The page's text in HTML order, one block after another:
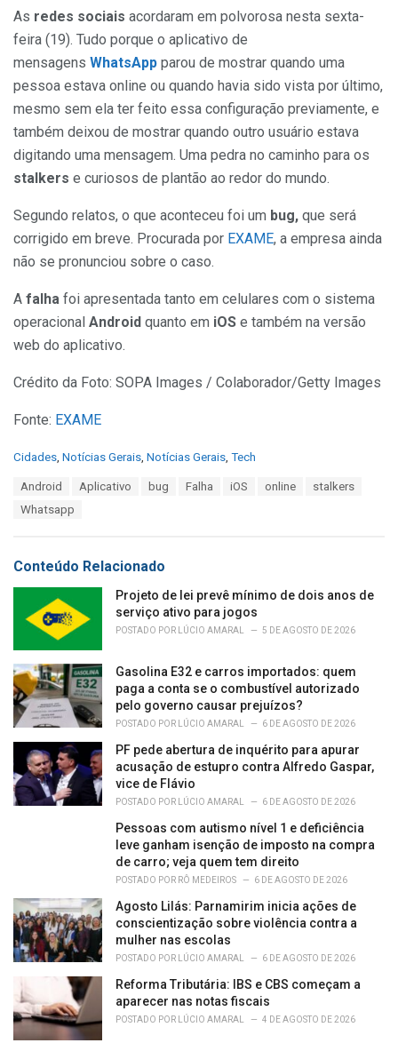
As redes sociais acordaram em polvorosa nesta sexta-
feira (19). Tudo porque o aplicativo de
mensagens WhatsApp parou de mostrar quando uma
pessoa estava online ou quando havia sido vista por último,
mesmo sem ela ter feito essa configuração previamente, e
também deixou de mostrar quando outro usuário estava
digitando uma mensagem. Uma pedra no caminho para os
stalkers e curiosos de plantão ao redor do mundo.
Segundo relatos, o que aconteceu foi um bug, que será
corrigido em breve. Procurada por EXAME, a empresa ainda
não se pronunciou sobre o caso.
A falha foi apresentada tanto em celulares com o sistema
operacional Android quanto em iOS e também na versão
web do aplicativo.
Crédito da Foto: SOPA Images / Colaborador/Getty Images
Fonte: EXAME
C
i
Cidades Notícias Gerais Notícias Gerais Tech
Android Aplicativo bug Falha iOS online
stalkers
Whatsapp
Conteúdo Relacionado
Projeto de lei prevê mínimo de dois anos de
serviço ativo para jogos
POSTADO POR LÚCIO AMARAL 5 DE AGOSTO DE 2026
Gasolina E32 e carros importados: quem
paga a conta se o combustível autorizado
pelo governo causar prejuízos?
POSTADO POR LÚCIO AMARAL 6 DE AGOSTO DE 2026
PF pede abertura de inquérito para apurar
acusação de estupro contra Alfredo Gaspar,
vice de Flávio
POSTADO POR LÚCIO AMARAL 6 DE AGOSTO DE 2026
Pessoas com autismo nível 1 e deficiência
leve ganham isenção de imposto na compra
de carro; veja quem tem direito
POSTADO POR RÔ MEDEIROS 6 DE AGOSTO DE 2026
Agosto Lilás: Parnamirim inicia ações de
conscientização sobre violência contra a
mulher nas escolas
POSTADO POR LÚCIO AMARAL 6 DE AGOSTO DE 2026
Reforma Tributária: IBS e CBS começam a
aparecer nas notas fiscais
POSTADO POR LÚCIO AMARAL 4 DE AGOSTO DE 2026